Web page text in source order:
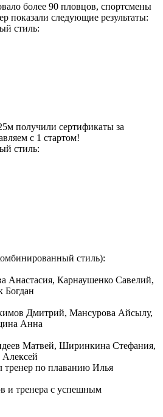
более 90 пловцов, спортсмены
показали следующие результаты:
стиль:
получили сертификаты за
с 1 стартом!
стиль:
стиль):
Анастасия, Карнаушенко Савелий,
Богдан
Дмитрий, Мансурова Айсылу,
Анна
Матвей, Ширинкина Стефания,
тренер по плаванию Илья
и тренера с успешным